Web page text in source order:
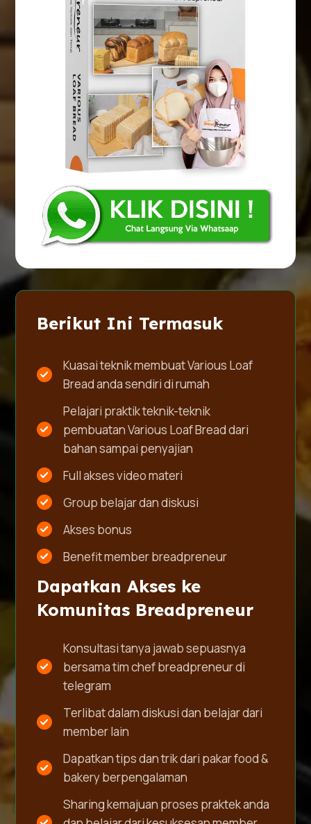
Berikut Ini Termasuk
Kuasai teknik membuat Various Loaf
Bread anda sendiri di rumah
Pelajari praktik teknik-teknik
pembuatan Various Loaf Bread dari
bahan sampai penyajian
Full akses video materi
Group belajar dan diskusi
Akses bonus
Benefit member breadpreneur
Dapatkan Akses ke
Komunitas Breadpreneur
Konsultasi tanya jawab sepuasnya
bersama tim chef breadpreneur di
telegram
Terlibat dalam diskusi dan belajar dari
member lain
Dapatkan tips dan trik dari pakar food &
bakery berpengalaman
Sharing kemajuan proses praktek anda